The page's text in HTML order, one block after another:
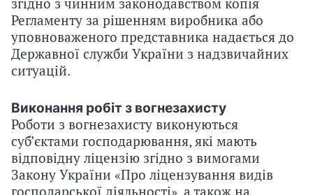
згідно з чинним законодавством копія
Регламенту за рішенням виробника або
уповноваженого представника надається до
Державної служби України з надзвичайних
ситуацій.
Виконання робіт з вогнезахисту
Роботи з вогнезахисту виконуються
суб’єктами господарювання, які мають
відповідну ліцензію згідно з вимогами
Закону України «Про ліцензування видів
господарської діяльності», а також на